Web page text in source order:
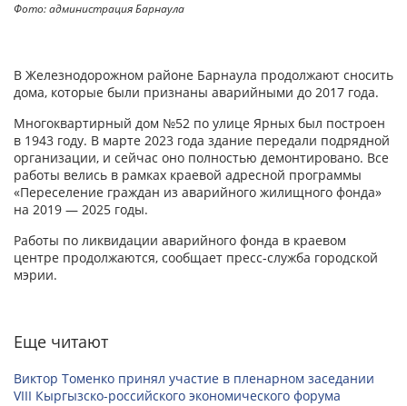
Фото: администрация Барнаула
В Железнодорожном районе Барнаула продолжают сносить
дома, которые были признаны аварийными до 2017 года.
Многоквартирный дом №52 по улице Ярных был построен
в 1943 году. В марте 2023 года здание передали подрядной
организации, и сейчас оно полностью демонтировано. Все
работы велись в рамках краевой адресной программы
«Переселение граждан из аварийного жилищного фонда»
на 2019 — 2025 годы.
Работы по ликвидации аварийного фонда в краевом
центре продолжаются, сообщает пресс-служба городской
мэрии.
Еще читают
Виктор Томенко принял участие в пленарном заседании
VIII Кыргызско-российского экономического форума